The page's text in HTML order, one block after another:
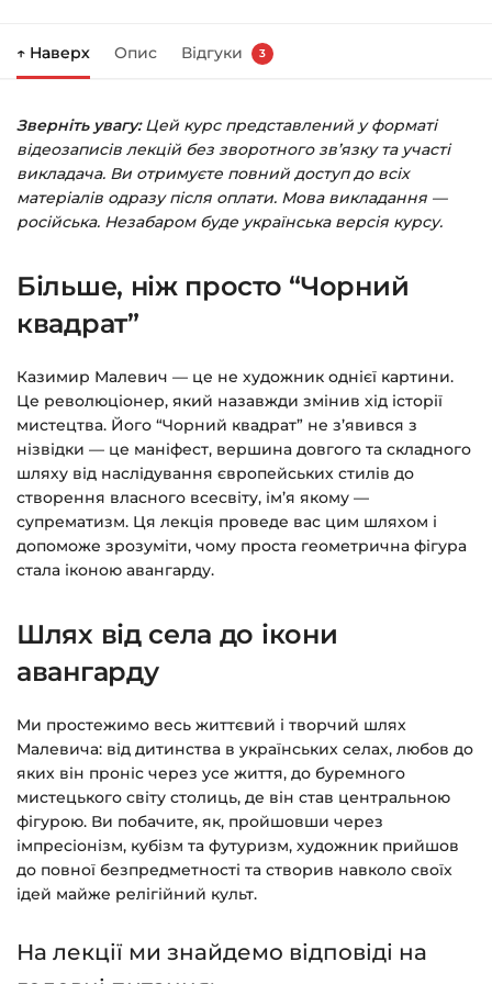
Праворуч з’явиться кошик — натисніть
Заповніть всі поля (пошта та пароль).
Оплатіть зручним способом (більше 8
способів оплати).
Натисніть її — і відкриється сторінка з
курсами.
на email.
Доступ до курсів: без обмежень за часом.
Детальніше про оплату та безпеку — у довідці
>>>
Питання?Пишіть на
↑ Наверх Опис Відгуки 3
Зверніть увагу:Цей курс представлений у форматі
відеозаписів лекцій без зворотного зв’язку та участі
викладача. Ви отримуєте повний доступ до всіх
матеріалів одразу після оплати. Мова викладання —
російська. Незабаром буде українська версія курсу.
Більше, ніж просто “Чорний
квадрат”
Казимир Малевич — це не художник однієї картини.
Це революціонер, який назавжди змінив хід історії
мистецтва. Його “Чорний квадрат” не з’явився з
нізвідки — це маніфест, вершина довгого та складного
шляху від наслідування європейських стилів до
створення власного всесвіту, ім’я якому —
супрематизм. Ця лекція проведе вас цим шляхом і
допоможе зрозуміти, чому проста геометрична фігура
стала іконою авангарду.
Шлях від села до ікони
авангарду
Ми простежимо весь життєвий і творчий шлях
Малевича: від дитинства в українських селах, любов до
яких він проніс через усе життя, до буремного
мистецького світу столиць, де він став центральною
фігурою. Ви побачите, як, пройшовши через
імпресіонізм, кубізм та футуризм, художник прийшов
до повної безпредметності та створив навколо своїх
ідей майже релігійний культ.
На лекції ми знайдемо відповіді на